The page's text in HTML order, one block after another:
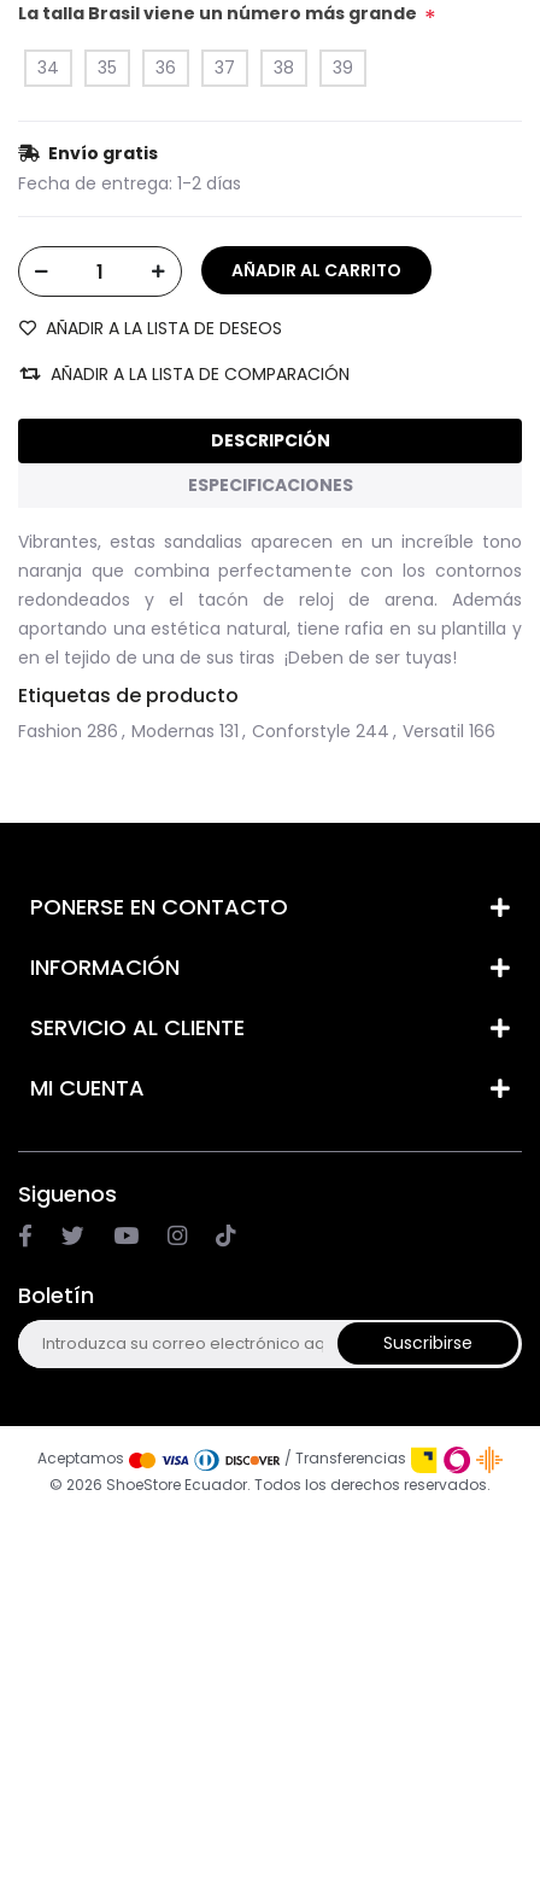
La talla Brasil viene un número más grande *
34 35 36 37 38 39
Envío gratis
Fecha de entrega: 1-2 días
AÑADIR A LA LISTA DE DESEOS
AÑADIR A LA LISTA DE COMPARACIÓN
DESCRIPCIÓN
ESPECIFICACIONES
Vibrantes, estas sandalias aparecen en un increíble tono
naranja que combina perfectamente con los contornos
redondeados y el tacón de reloj de arena. Además
aportando una estética natural, tiene rafia en su plantilla y
en el tejido de una de sus tiras ¡Deben de ser tuyas!
Etiquetas de producto
Fashion 286 , Modernas 131 , Conforstyle 244 , Versatil 166
PONERSE EN CONTACTO
INFORMACIÓN
SERVICIO AL CLIENTE
MI CUENTA
Siguenos
Boletín
Suscribirse
© 2026 ShoeStore Ecuador. Todos los derechos reservados.
Aceptamos / Transferencias